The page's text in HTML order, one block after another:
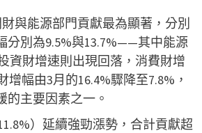
與能源部門貢獻最為顯著，分別
分別為9.5%與13.7%——其中能源
資財增速則出現回落，消費財增
幅由3月的16.4%驟降至7.8%，
的主要因素之一。
）延續強勁漲勢，合計貢獻超